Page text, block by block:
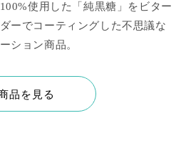
使用した「純黒糖」をビター
ーでコーティングした不思議な
ション商品。
品を見る